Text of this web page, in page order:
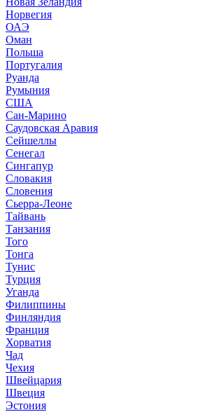
Норвегия
ОАЭ
Оман
Польша
Португалия
Руанда
Румыния
США
Сан-Марино
Саудовская Аравия
Сейшеллы
Сенегал
Сингапур
Словакия
Словения
Сьерра-Леоне
Тайвань
Танзания
Того
Тонга
Тунис
Турция
Уганда
Филиппины
Финляндия
Франция
Хорватия
Чад
Чехия
Швейцария
Швеция
Эстония